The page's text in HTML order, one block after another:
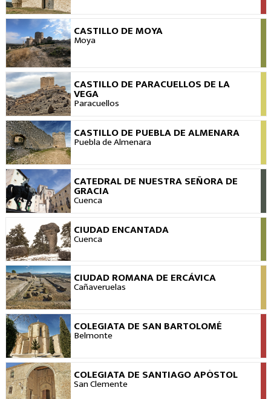
CASTILLO DE MOYA
Moya VER
CASTILLO DE PARACUELLOS DE LA
VEGA
Paracuellos
VER
CASTILLO DE PUEBLA DE ALMENARA
Puebla de Almenara
VER
CATEDRAL DE NUESTRA SEÑORA DE
GRACIA
Cuenca
VER
CIUDAD ENCANTADA
Cuenca VER
CIUDAD ROMANA DE ERCÁVICA
Cañaveruelas VER
COLEGIATA DE SAN BARTOLOMÉ
Belmonte VER
COLEGIATA DE SANTIAGO APÓSTOL
San ClementeVER